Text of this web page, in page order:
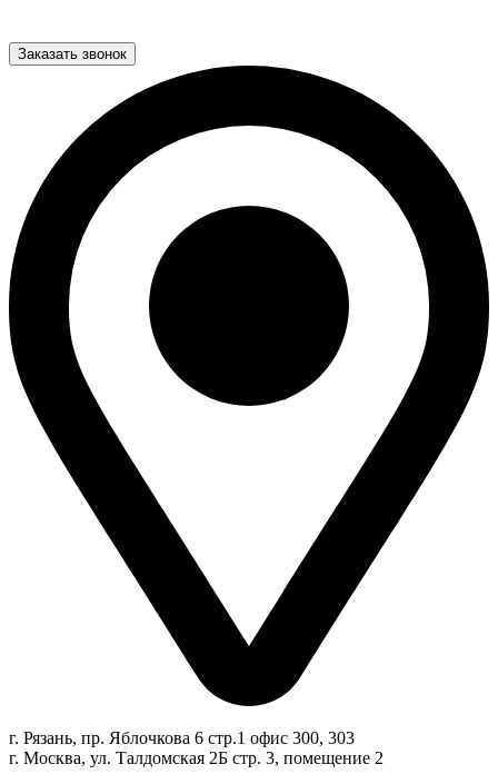
Заказать звонок
г. Рязань, пр. Яблочкова 6 стр.1 офис 300, 303
г. Москва, ул. Талдомская 2Б стр. 3, помещение 2